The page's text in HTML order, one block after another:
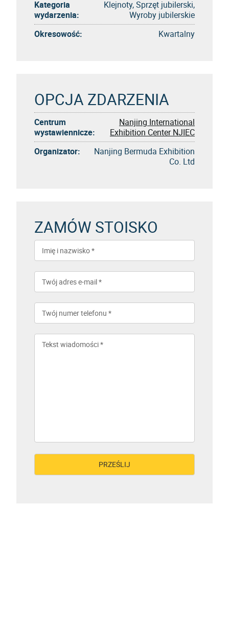
Kategoria
wydarzenia:
Klejnoty, Sprzęt jubilerski,
Wyroby jubilerskie
Okresowość:
Kwartalny
OPCJA ZDARZENIA
Centrum
wystawiennicze:
Nanjing International
Exhibition Center NJIEC
Organizator:
Nanjing Bermuda Exhibition
Co. Ltd
ZAMÓW STOISKO